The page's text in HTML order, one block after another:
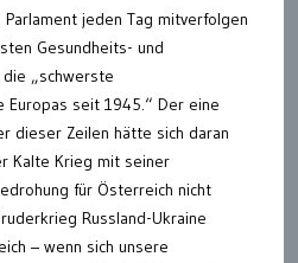
jeden Tag mitverfolgen
Gesundheits- und
„schwerste
Europas seit 1945.“ Der eine
dieser Zeilen hätte sich daran
Kalte Krieg mit seiner
für Österreich nicht
Russland-Ukraine
– wenn sich unsere